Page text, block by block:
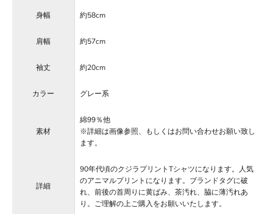
身幅 約58cm
肩幅 約57cm
袖丈 約20cm
カラー グレー系
素材
綿99％他
※詳細は画像参照、もしくはお問い合わせお願い致し
ます。
詳細
90年代頃のクジラプリントTシャツになります。人気
のアニマルプリントになります。ブランドタグに破
れ、前後の首周りに黄ばみ、茶汚れ、脇に薄汚れあ
り。ご理解の上ご購入をお願いいたします。